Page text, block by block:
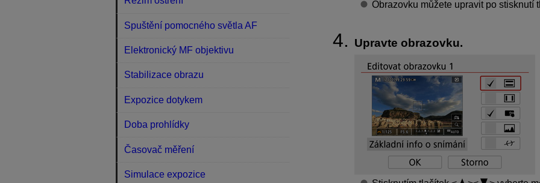
Obrazovku můžete upravit po stisknutí
Upravte obrazovku.
Spuštění pomocného světla AF
Elektronický MF objektivu
Stabilizace obrazu
Expozice dotykem
Doba prohlídky
Časovač měření
Simulace expozice